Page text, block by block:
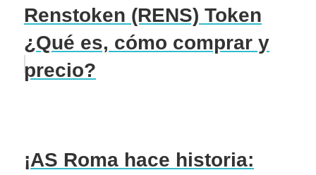
Renstoken (RENS) Token
¿Qué es, cómo comprar y
precio?
¡AS Roma hace historia: